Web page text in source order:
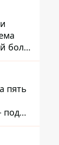
боль
пять
под